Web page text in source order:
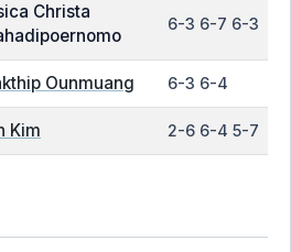
Christa
6-3 6-7 6-3
Ounmuang 6-3 6-4
Kim 2-6 6-4 5-7